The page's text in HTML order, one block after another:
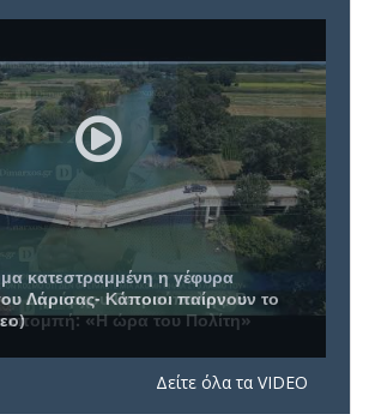
Δημάρχου Πετρούπολης, Β.
«Η ώρα του Πολίτη»
Δείτε όλα τα VIDEO